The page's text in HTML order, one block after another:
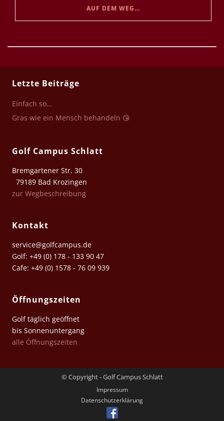
AUF DEM WEG…
Letzte Beiträge
Einfach so…
Gras wie ein Mensch behandeln 😘
Golf Campus Schlatt
Bremgartener Str. 30
79189 Bad Krozingen
zur Wegbeschreibung
Kontakt
service@golfcampus.de
Golf: +49 (0) 178 - 133 90 47
Cafe: +49 (0) 1578 - 76 09 939
Öffnungszeiten
Golf täglich geöffnet
bis Sonnenuntergang
alle Öffnungszeiten
© Copyright - Golf Campus Schlatt
Impressum
Datenschutz­erklärung